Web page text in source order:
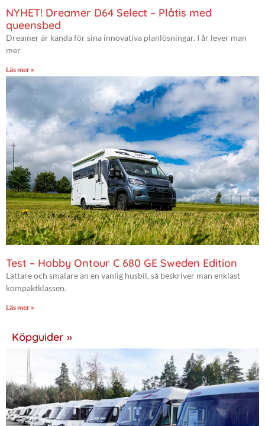
NYHET! Dreamer D64 Select – Plåtis med
queensbed
Dreamer är kända för sina innovativa planlösningar. I år lever man
mer
Läs mer »
Test – Hobby Ontour C 680 GE Sweden Edition
Lättare och smalare än en vanlig husbil, så beskriver man enklast
kompaktklassen.
Läs mer »
Köpguider »